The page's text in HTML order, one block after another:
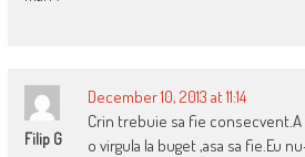
Filip G
December 10, 2013 at 11:14
Crin trebuie sa fie
o virgula la buget ,asa sa fie.Eu